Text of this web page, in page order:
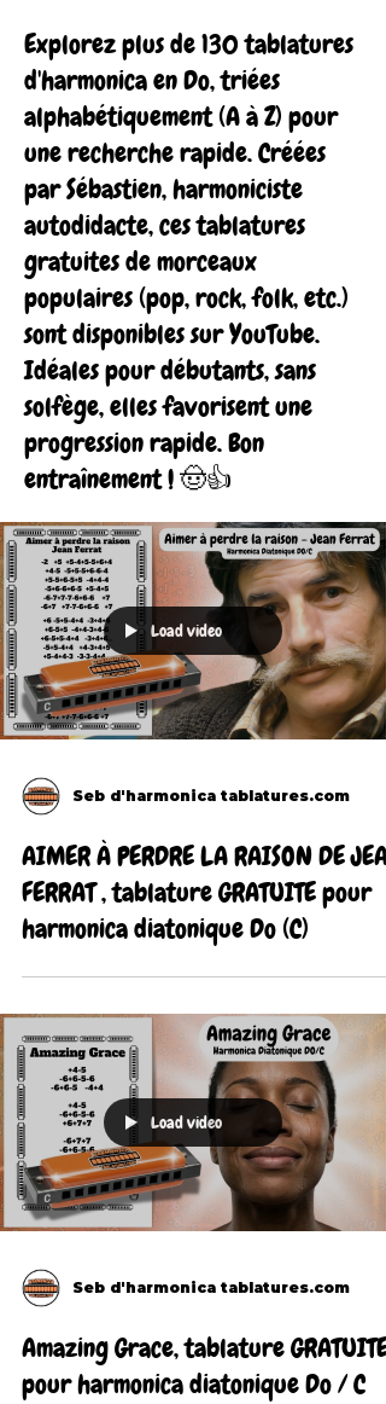
Explorez plus de 130 tablatures
d'harmonica en Do, triées
alphabétiquement (A à Z) pour
une recherche rapide. Créées
par Sébastien, harmoniciste
autodidacte, ces tablatures
gratuites de morceaux
populaires (pop, rock, folk, etc.)
sont disponibles sur YouTube.
Idéales pour débutants, sans
solfège, elles favorisent une
progression rapide. Bon
entraînement ! 🤠👍
Load video
Seb d'harmonica tablatures.com
AIMER À PERDRE LA RAISON DE
FERRAT , tablature GRATUITE pour
harmonica diatonique Do (C)
Load video
Seb d'harmonica tablatures.com
Amazing Grace, tablature GRATUITE
pour harmonica diatonique Do / C